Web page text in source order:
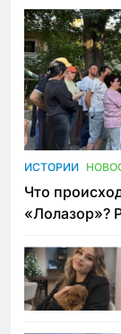
ИСТОРИИ
Что
«Лолазор»?